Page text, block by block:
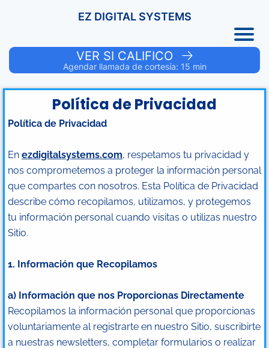
EZ DIGITAL SYSTEMS
VER SI CALIFICO
Agendar llamada de cortesía: 15 min
Política de Privacidad
Política de Privacidad
En ezdigitalsystems.com, respetamos tu privacidad y
nos comprometemos a proteger la información personal
que compartes con nosotros. Esta Política de Privacidad
describe cómo recopilamos, utilizamos, y protegemos
tu información personal cuando visitas o utilizas nuestro
Sitio.
1. Información que Recopilamos
a) Información que nos Proporcionas Directamente
Recopilamos la información personal que proporcionas
voluntariamente al registrarte en nuestro Sitio, suscribirte
a nuestras newsletters, completar formularios o realizar